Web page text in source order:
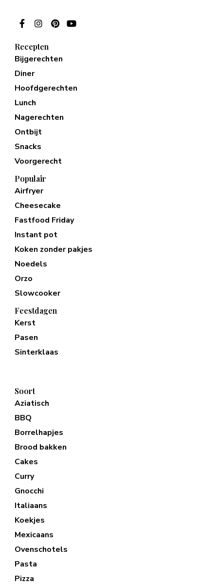
Recepten
Bijgerechten
Diner
Hoofdgerechten
Lunch
Nagerechten
Ontbijt
Snacks
Voorgerecht
Populair
Airfryer
Cheesecake
Fastfood Friday
Instant pot
Koken zonder pakjes
Noedels
Orzo
Slowcooker
Feestdagen
Kerst
Pasen
Sinterklaas
Soort
Aziatisch
BBQ
Borrelhapjes
Brood bakken
Cakes
Curry
Gnocchi
Italiaans
Koekjes
Mexicaans
Ovenschotels
Pasta
Pizza